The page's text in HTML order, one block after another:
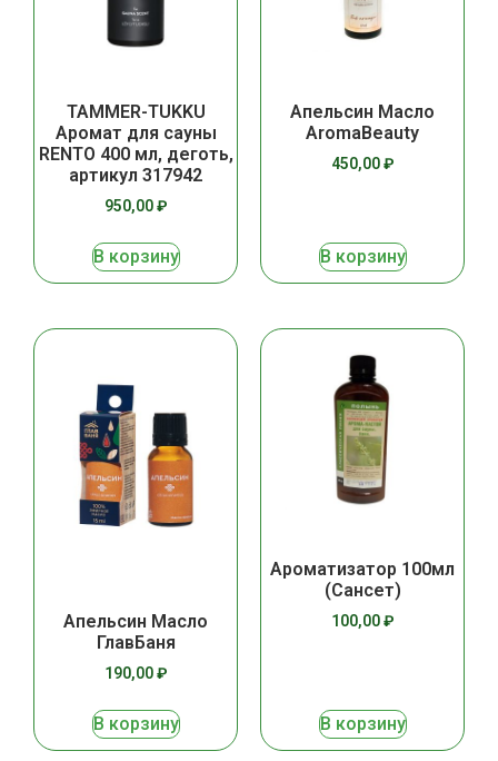
TAMMER-TUKKU
Аромат для сауны
RENTO 400 мл, деготь,
артикул 317942
950,00₽
В корзину
Апельсин Масло
AromaBeauty
450,00₽
В корзину
Апельсин Масло
ГлавБаня
190,00₽
В корзину
Ароматизатор 100мл
(Сансет)
100,00₽
В корзину